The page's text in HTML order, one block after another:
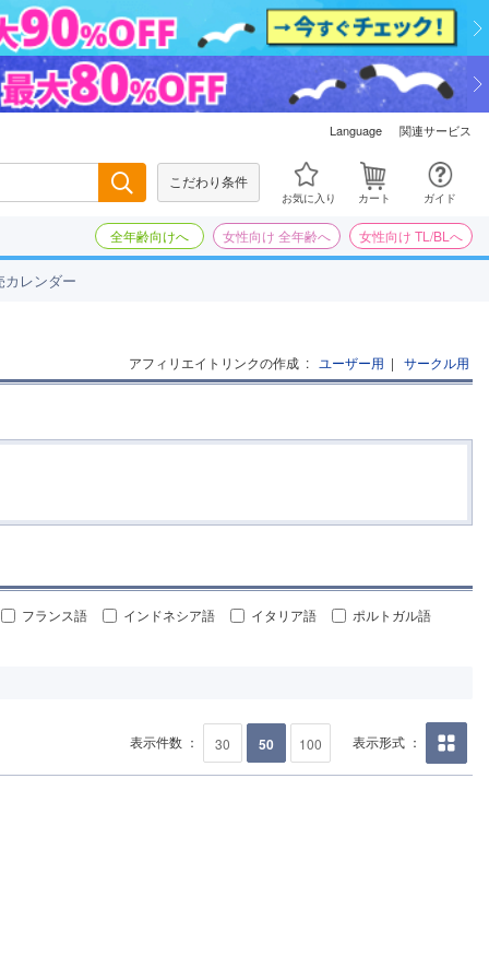
Language 関連サービス
こだわり条件
お気に入り カート ガイド
全年齢向けへ 女性向け 全年齢へ 女性向け TL/BLへ
カレンダー
アフィリエイトリンクの作成 : ユーザー用 | サークル用
フランス語 インドネシア語 イタリア語
ポルトガル語
表示形式 ：
画像の
30 50 100
表示件数 ：